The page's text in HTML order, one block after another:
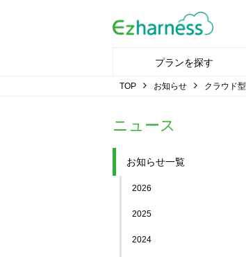
プランを探す
TOP お知らせ クラウド
ニュース
お知らせ一覧
2026
2025
2024